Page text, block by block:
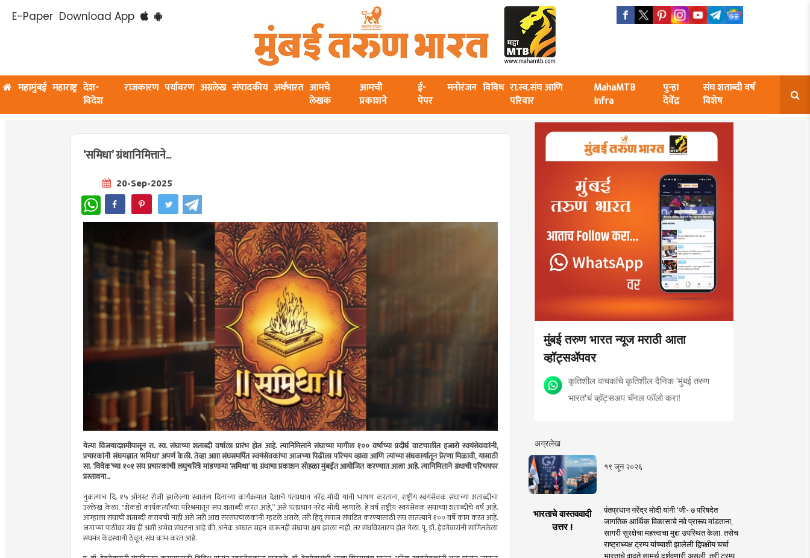
E-Paper Download App
महामुंबई महाराष्ट्र देश-
विदेश
राजकारण पर्यावरण अग्रलेख संपादकीय अर्थभारत आमचे
लेखक
आमची
प्रकाशने
ई-
पेपर
मनोरंजन विविध रा.स्व.संघ आणि
परिवार
MahaMTB
Infra
पुन्हा
देवेंद्र
संघ शताब्दी वर्ष
विशेष
‘समिधा’ ग्रंथानिमित्ताने...
20-Sep-2025
WhatsApp
येत्या विजयादशमीपासून रा. स्व. संघाच्या शताब्दी वर्षाला प्रारंभ होत आहे. त्यानिमित्ताने संघाच्या मागील १०० वर्षांच्या प्रदीर्घ वाटचालीत हजारो स्वयंसेवकांनी,
प्रचारकांनी संघयज्ञात ‘समिधा’ अपर्ण केली. तेव्हा अशा संघसमर्पित स्वयंसेवकांचा आजच्या पिढीला परिचय व्हावा आणि त्यांच्या संघकार्यातून प्रेरणा मिळावी, यासाठी
सा. ‘विवेक’च्या १०१ संघ प्रचारकांची लघुचरित्रे मांडणाऱ्या ‘समिधा’ या ग्रंथाचा प्रकाशन सोहळा मुंबईत आयोजित करण्यात आला आहे. त्यानिमित्ताने ग्रंथाची परिचयपर
प्रस्तावना...
नुकत्याच दि. १५ ऑगस्ट रोजी झालेल्या स्वातंत्र्य दिनाच्या कार्यक्रमात देशाचे पंतप्रधान नरेंद्र मोदी यांनी भाषण करताना, राष्ट्रीय स्वयंसेवक संघाच्या शताब्दीचा
उल्लेख केला. "शेकडो कार्यकर्त्यांच्या परिश्रमातून संघ शताब्दी करत आहे,” असे पंतप्रधान नरेंद्र मोदी म्हणाले. हे वर्ष राष्ट्रीय स्वयंसेवक संघाच्या शताब्दीचे वर्ष आहे.
आम्हाला संघाची शताब्दी करायची नाही असे जरी आद्य सरसंघचालकांनी म्हटले असले, तरी हिंदू समाज संघटित करण्यासाठी संघ सातत्याने १०० वर्षे काम करत आहे.
जगाच्या पाठीवर संघ ही अशी अभेद्य संघटना आहे की, अनेक आघात सहन करूनही संघाचा क्षय झाला नाही, तर संघविस्तारच होत गेला. पू. डॉ. हेडगेवारांनी सांगितलेला
संघमंत्र केंद्रस्थानी ठेवून, संघ काम करत आहे.
मुंबई तरुण भारत न्यूज मराठी आता
व्हॉट्सॲपवर
कृतिशील वाचकांचे कृतिशील दैनिक 'मुंबई तरुण
भारत'चं व्हॉट्सअप चॅनल फॉलो करा!
अग्रलेख
१९ जून २०२६
भारताचे वास्तववादी
उत्तर !
पंतप्रधान नरेंद्र मोदी यांनी 'जी- ७ परिषदेत
जागतिक आर्थिक विकासाचे नवे प्रारूप मांडताना,
सागरी सुरक्षेचा महत्त्वाचा मुद्दा उपस्थित केला. तसेच
राष्ट्राध्यक्ष ट्रम्प यांच्याशी झालेली द्विपक्षीय चर्चा
भारताचे वाढते सामर्थ दर्शवणारी असली, तरी ट्रम्प